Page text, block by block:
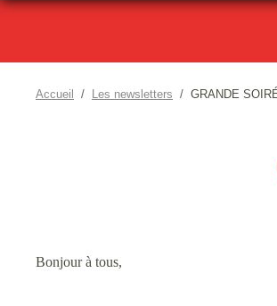
Accueil Les newsletters GRANDE
Bonjour à tous,